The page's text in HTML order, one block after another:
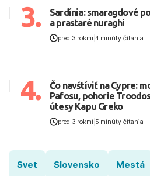
3.
Sardínia: smaragdové
a prastaré nuraghi
pred 3 rokmi 4 minúty čítania
4.
Čo navštíviť na Cypre:
Pafosu, pohorie
útesy Kapu Greko
pred 3 rokmi 5 minúty čítania
Svet Slovensko Mestá